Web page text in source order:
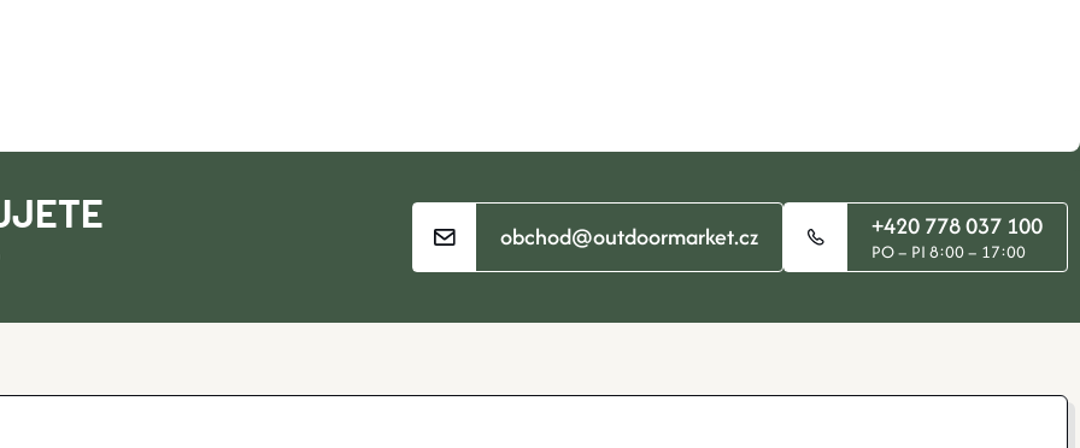
obchod@outdoormarket.cz +420 778 037 100
PO – PI 8:00 – 17:00